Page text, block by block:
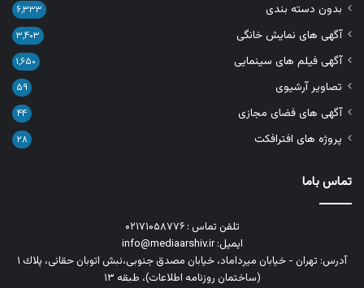
بدون دسته بندی ۶,۳۳۳
آگهی های نمایش خانگی ۳,۴۰۳
آگهی فیلم های سینمایی ۱,۶۵۰
تصاویر آرشیوی ۵۹
آگهی های فضای مجازی ۴۴
پروژه های افترافکت ۲۸
تماس باما
تلفن تماس : ۰۲۱۷۱۰۵۸۷۷۶
ایمیل: info@mediaarshiv.ir
آدرس: تهران - خیابان میرداماد، خیابان مصدق جنوبی،نبش اتوبان حقانی، پلاك ١
(ساختمان روزنامه اطلاعات)، طبقه ۱۳